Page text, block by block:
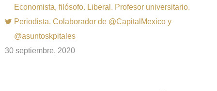
Economista, filósofo. Liberal. Profesor universitario.
Periodista. Colaborador de @CapitalMexico y
@asuntoskpitales
30 septiembre, 2020